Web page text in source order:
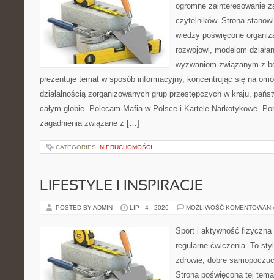
ogromne zainteresowanie
czytelników. Strona
wiedzy poświęcone
rozwojowi, modelom
wyzwaniom związanym z
prezentuje temat w sposób informacyjny, koncentrując się na
działalnością zorganizowanych grup przestępczych w kraju,
całym globie. Polecam Mafia w Polsce i Kartele Narkotykowe.
zagadnienia związane z […]
CATEGORIES: NIERUCHOMOŚCI
LIFESTYLE I INSPIRACJE
POSTED BY ADMIN LIP - 4 - 2026 MOŻLIWOŚĆ
Sport i aktywność
regularne ćwiczenia. To
zdrowie, dobre
Strona poświęcona tej